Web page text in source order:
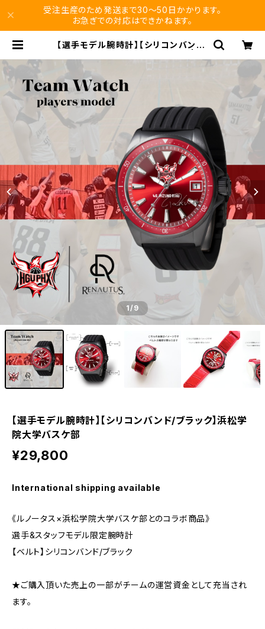
受注生産のため発送まで30〜50日かかります。
お急ぎでの対応はできかねます。
【選手モデル腕時計】【シリコンバンド/
1/9
【選手モデル腕時計】【シリコンバンド/ブラック】浜松学
院大学バスケ部
¥29,800
International shipping available
《ルノータス×浜松学院大学バスケ部とのコラボ商品》
選手&スタッフモデル限定腕時計
【ベルト】シリコンバンド/ブラック
★ご購入頂いた売上の一部がチームの運営資金として充当され
ます。